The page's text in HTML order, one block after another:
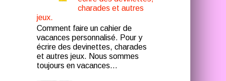
charades et autres
jeux.
Comment faire un cahier de
vacances personnalisé. Pour y
écrire des devinettes, charades
et autres jeux. Nous sommes
toujours en vacances...